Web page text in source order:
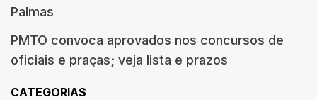
Palmas
PMTO convoca aprovados nos concursos de
oficiais e praças; veja lista e prazos
CATEGORIAS